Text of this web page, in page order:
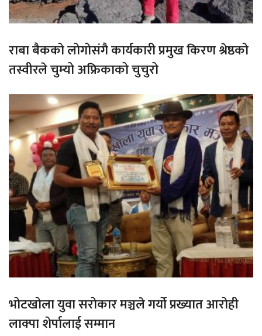
राबा बैकको लोगोसंगै कार्यकारी प्रमुख किरण श्रेष्ठको
तस्वीरले चुम्यो अफ्रिकाको चुचुरो
भोटखोला युवा सरोकार मञ्चले गर्यो प्रख्यात आरोही
लाक्पा शेर्पालाई सम्मान